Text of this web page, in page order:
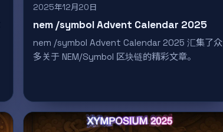
2025年12月20日
nem /symbol Advent Calendar 2025
nem /symbol Advent Calendar 2025 汇集了众
多关于 NEM/Symbol 区块链的精彩文章。